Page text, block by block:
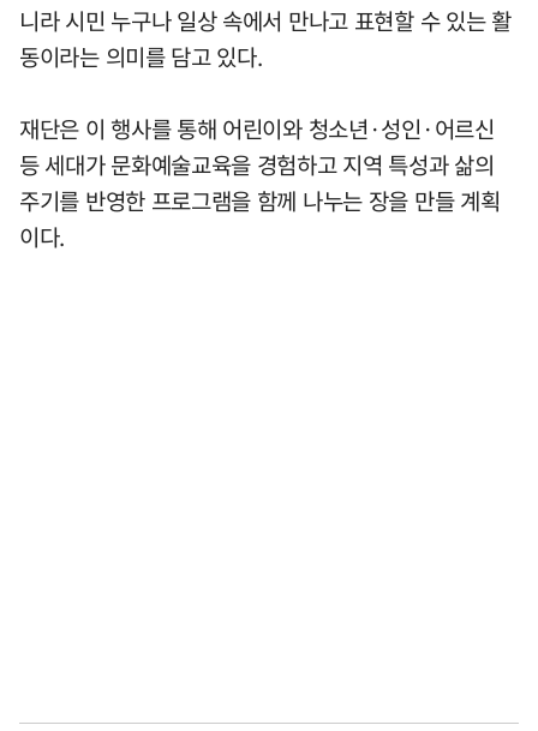
니라 시민 누구나 일상 속에서 만나고 표현할 수 있는 활
동이라는 의미를 담고 있다.
재단은 이 행사를 통해 어린이와 청소년·성인·어르신
등 세대가 문화예술교육을 경험하고 지역 특성과 삶의
주기를 반영한 프로그램을 함께 나누는 장을 만들 계획
이다.